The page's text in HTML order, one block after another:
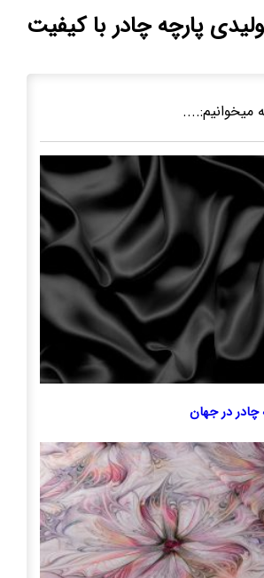
پارچه چادر با کیفیت
میخوانیم:....
چادر در جهان